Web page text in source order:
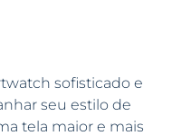
sofisticado e
seu estilo de
tela maior e mais